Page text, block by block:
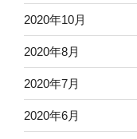
2020年10月
2020年8月
2020年7月
2020年6月